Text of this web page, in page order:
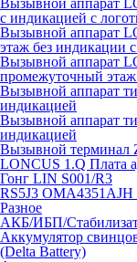
Вызывной аппарат
с индикацией с
Вызывной аппарат
этаж без индикации
Вызывной аппарат
промежуточный
Вызывной аппарат
индикацией
Вызывной аппарат
индикацией
Вызывной терминал
LONCUS 1.Q Плата
Гонг LIN S001/R3
RS5J3 OMA4351AJH
Разное
АКБ/ИБП/
Аккумулятор
(Delta Battery)